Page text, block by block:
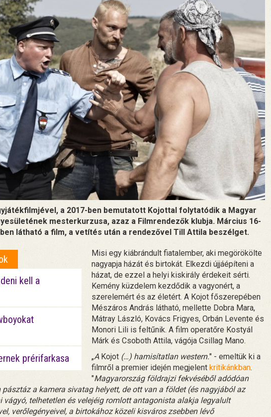
a 2017-ben bemutatott Kojottal folytatódik a Magyar
mesterkurzusa, azaz a Filmrendezők klubja. Március 16-
látható a film, a vetítés után a rendezővel Till Attila beszélget.
kell a
prérifarkasa
Misi egy kiábrándult fiatalember, aki megörökölte
nagyapja házát és birtokát. Elkezdi újjáépíteni a
házat, de ezzel a helyi kiskirály érdekeit sérti.
Kemény küzdelem kezdődik a vagyonért, a
szerelemért és az életért. A Kojot főszerepében
Mészáros András látható, mellette Dobra Mara,
Mátray László, Kovács Frigyes, Orbán Levente és
Monori Lili is feltűnik. A film operatőre Kostyál
Márk és Csoboth Attila, vágója Csillag Mano.
„A Kojot (…) hamisítatlan western." - emeltük ki a
filmről a premier idején megjelent kritikánkban.
"Magyarország földrajzi fekvéséből adódóan
a kamera sivatag helyett, de ott van a földet (és nagyjából az
vágyó, telhetetlen és velejéig romlott antagonista alakja legyalult
verőlegényeivel, a birtokához közeli kisváros zsebben lévő